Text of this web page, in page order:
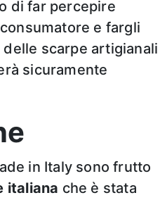
di far percepire
e fargli
scarpe artigianali
sicuramente
in Italy sono frutto
italiana che è stata